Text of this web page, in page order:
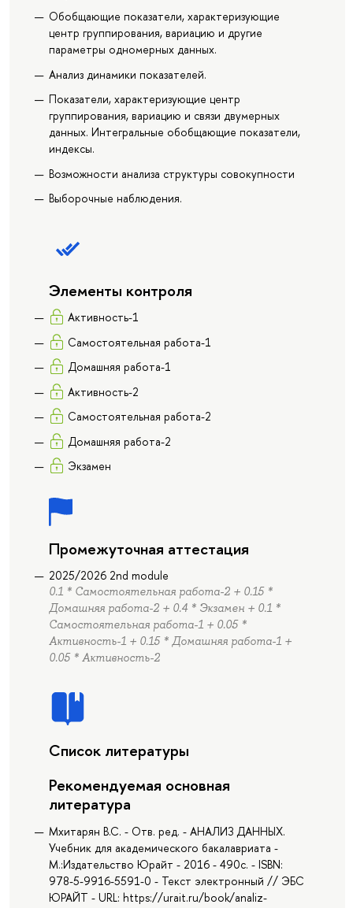
Обобщающие показатели, характеризующие
центр группирования, вариацию и другие
параметры одномерных данных.
Анализ динамики показателей.
Показатели, характеризующие центр
группирования, вариацию и связи двумерных
данных. Интегральные обобщающие показатели,
индексы.
Возможности анализа структуры совокупности
Выборочные наблюдения.
Элементы контроля
Активность-1
Самостоятельная работа-1
Домашняя работа-1
Активность-2
Самостоятельная работа-2
Домашняя работа-2
Экзамен
Промежуточная аттестация
2025/2026 2nd module
0.1 * Самостоятельная работа-2 + 0.15 *
Домашняя работа-2 + 0.4 * Экзамен + 0.1 *
Самостоятельная работа-1 + 0.05 *
Активность-1 + 0.15 * Домашняя работа-1 +
0.05 * Активность-2
Список литературы
Рекомендуемая основная
литература
Мхитарян В.С. - Отв. ред. - АНАЛИЗ ДАННЫХ.
Учебник для академического бакалавриата -
М.:Издательство Юрайт - 2016 - 490с. - ISBN:
978-5-9916-5591-0 - Текст электронный // ЭБС
ЮРАЙТ - URL: https://urait.ru/book/analiz-